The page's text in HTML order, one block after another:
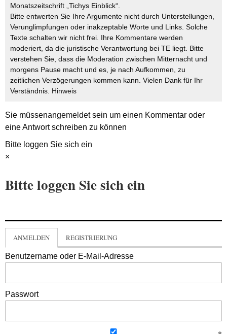
Monatszeitschrift „Tichys Einblick“.
Bitte entwerten Sie Ihre Argumente nicht durch Unterstellungen,
Verunglimpfungen oder inakzeptable Worte und Links. Solche
Texte schalten wir nicht frei. Ihre Kommentare werden
moderiert, da die juristische Verantwortung bei TE liegt. Bitte
verstehen Sie, dass die Moderation zwischen Mitternacht und
morgens Pause macht und es, je nach Aufkommen, zu
zeitlichen Verzögerungen kommen kann. Vielen Dank für Ihr
Verständnis. Hinweis
Sie müssenangemeldetsein um einen Kommentar oder
eine Antwort schreiben zu können
Bitte loggen Sie sich ein
×
Bitte loggen Sie sich ein
ANMELDEN REGISTRIERUNG
Benutzername oder E-Mail-Adresse
Passwort